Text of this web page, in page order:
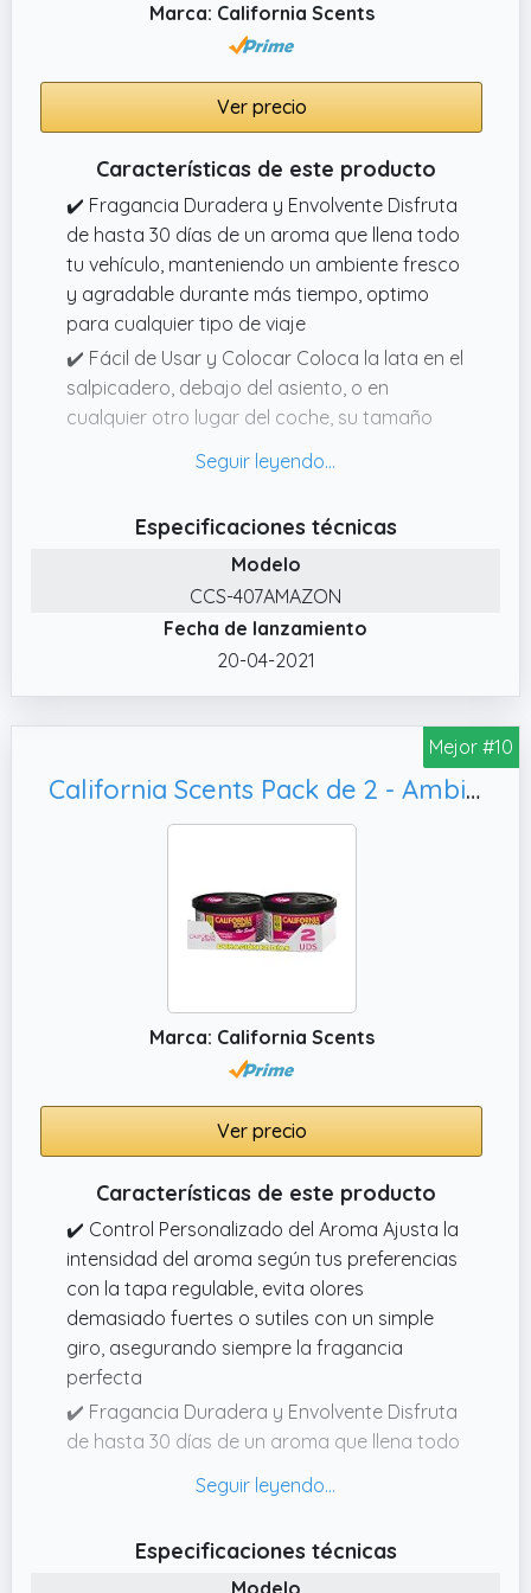
Marca: California Scents
Ver precio
Características de este producto
✔️ Fragancia Duradera y Envolvente Disfruta
de hasta 30 días de un aroma que llena todo
tu vehículo, manteniendo un ambiente fresco
y agradable durante más tiempo, optimo
para cualquier tipo de viaje
✔️ Fácil de Usar y Colocar Coloca la lata en el
salpicadero, debajo del asiento, o en
cualquier otro lugar del coche, su tamaño
para mantener tu vehículo siempre
✔️ Control Personalizado del Aroma Ajusta la
intensidad del aroma según tus preferencias
con la tapa regulable, evita olores
demasiado fuertes o sutiles con un simple
giro, asegurando siempre la fragancia
✔️ Resistente a Climas Extremos Diseñado
condición, este ambientador soporta altas
✔️ Variedad de Fragancias Disponibles Elige
entre una amplia gama de aromas
transforma tu coche en un espacio fresco y
acogedor
Especificaciones técnicas
Modelo
CCS-407AMAZON
Fecha de lanzamiento
20-04-2021
Mejor #10
California Scents Pack de 2 - Ambientador de Coche con Fragancia, Olor Piruleta de Cereza (Ambientador en Lata 42 gramos)
Marca: California Scents
Ver precio
Características de este producto
✔️ Control Personalizado del Aroma Ajusta la
intensidad del aroma según tus preferencias
con la tapa regulable, evita olores
demasiado fuertes o sutiles con un simple
giro, asegurando siempre la fragancia
perfecta
✔️ Fragancia Duradera y Envolvente Disfruta
de hasta 30 días de un aroma que llena todo
y agradable durante más tiempo, optimo
✔️ Resistente a Climas Extremos Diseñado
Especificaciones técnicas
Modelo